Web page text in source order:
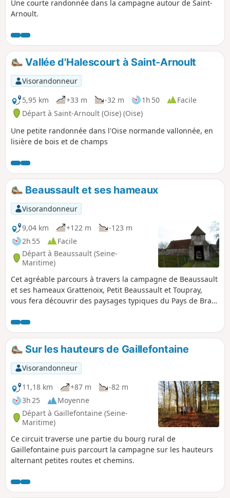
Une courte randonnée dans la campagne autour de Saint-
Arnoult.
Vallée d'Halescourt à Saint-Arnoult
Visorandonneur
5,95 km
+33 m -32 m 1h 50
Facile
Départ à Saint-Arnoult (Oise) (Oise)
Une petite randonnée dans l'Oise normande vallonnée, en
lisière de bois et de champs
Beaussault et ses hameaux
Visorandonneur
9,04 km
+122 m
-123 m
2h 55
Facile
Départ à Beaussault (Seine-
Maritime)
Cet agréable parcours à travers la campagne de Beaussault
et ses hameaux Grattenoix, Petit Beaussault et Toupray,
vous fera découvrir des paysages typiques du Pays de Bray,
appartenant à des particuliers comme les ruines de l'ancien
château-fort.
Sur les hauteurs de Gaillefontaine
Visorandonneur
11,18 km
+87 m
-82 m
3h 25
Moyenne
Départ à Gaillefontaine (Seine-
Maritime)
Ce circuit traverse une partie du bourg rural de
Gaillefontaine puis parcourt la campagne sur les hauteurs
alternant petites routes et chemins.